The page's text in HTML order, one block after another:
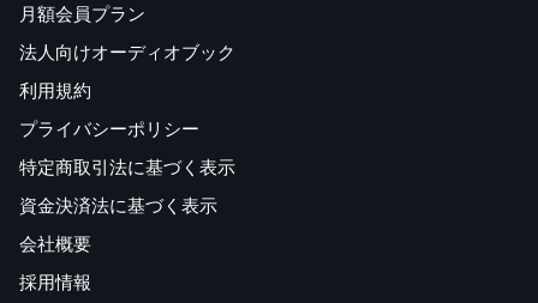
月額会員プラン
法人向けオーディオブック
利用規約
プライバシーポリシー
特定商取引法に基づく表示
資金決済法に基づく表示
会社概要
採用情報